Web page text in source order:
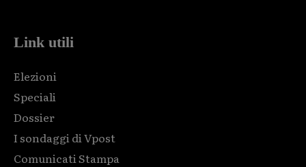
Link utili
Elezioni
Speciali
Dossier
I sondaggi di Vpost
Comunicati Stampa